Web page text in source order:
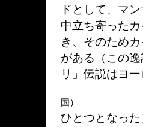
ドとして、マ
中立ち寄った
き、そのため
がある（この
リ」伝説はヨ
国
ひとつとなっ